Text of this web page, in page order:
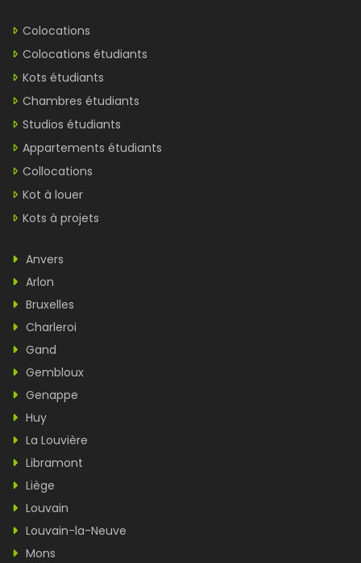
Colocations
Colocations étudiants
Kots étudiants
Chambres étudiants
Studios étudiants
Appartements étudiants
Collocations
Kot à louer
Kots à projets
Anvers
Arlon
Bruxelles
Charleroi
Gand
Gembloux
Genappe
Huy
La Louvière
Libramont
Liège
Louvain
Louvain-la-Neuve
Mons